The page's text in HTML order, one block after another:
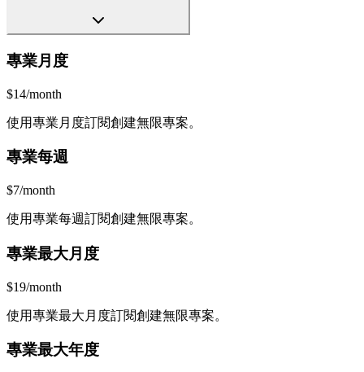
專業月度
$14/month
使用專業月度訂閱創建無限專案。
專業每週
$7/month
使用專業每週訂閱創建無限專案。
專業最大月度
$19/month
使用專業最大月度訂閱創建無限專案。
專業最大年度